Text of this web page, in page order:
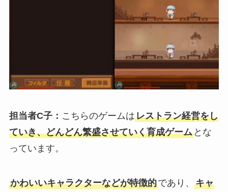
担当者C子： こちらのゲームはレストラン経営をし
ていき、どんどん繁盛させていく育成ゲームとな
っています。
かわいいキャラクターなどが特徴的であり、 キャ